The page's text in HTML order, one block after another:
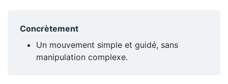
Concrètement
Un mouvement simple et guidé, sans
manipulation complexe.